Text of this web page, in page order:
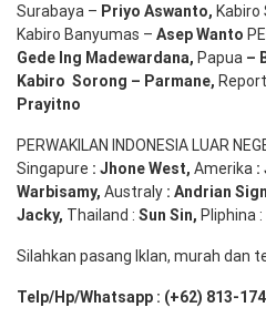
Surabaya – Priyo Aswanto,
Kabiro Banyumas – AsepWanto
Gede Ing Madewardana, Papua –
Kabiro Sorong – Parmane,
Prayitno
PERWAKILAN INDONESIA LUAR
Singapure : JhoneWest, Amerika :
Warbisamy, Australy : Andrian
Jacky, Thailand : Sun Sin, Pliphina :
Silahkan pasang Iklan, murah dan
Telp/Hp/Whatsapp : (+62) 813-